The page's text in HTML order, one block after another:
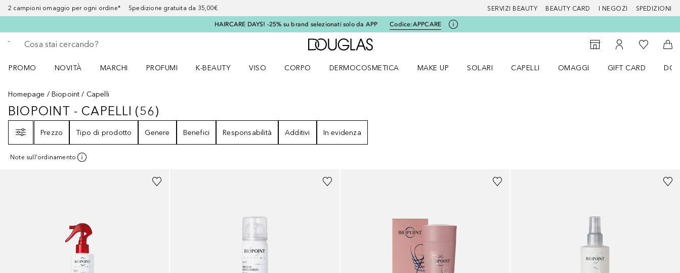
2 campioni omaggio per ogni ordine* Spedizione gratuita da 35,00€ SERVIZI BEAUTY BEAUTY CARD I NEGOZI SPEDIZIONI
HAIRCARE DAYS! -25% su brand selezionati solo da APP Codice:APPCARE
Torna indietro
Esegui ricerca
A Douglas Home
StorefinderAl Mio Account
Alla Mia
Al
PROMO
NOVITÀ
MARCHI
PROFUMI
K-BEAUTY
VISO
CORPO
DERMOCOSMETICA
MAKE UP
SOLARI
CAPELLI
OMAGGI
GIFT CARD
Homepage Biopoint Capelli
BIOPOINT - CAPELLI56
BIOPOINT - CAPELLI (56)
Prezzo
Tipo di prodotto Genere Benefici Responsabilità Additivi In evidenza
Note sull'ordinamento